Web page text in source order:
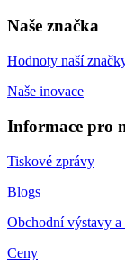
Naše značka
Hodnoty naší
Naše inovace
Informace pro
Tiskové zprávy
Blogs
Obchodní výstavy a
Ceny